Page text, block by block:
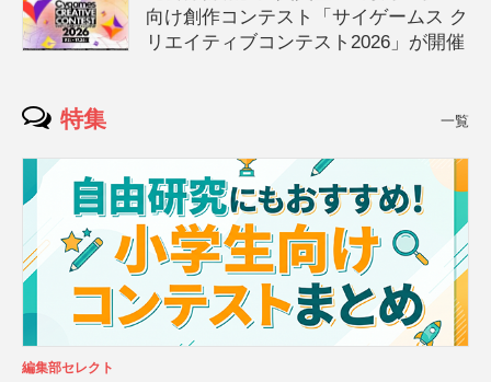
向け創作コンテスト「サイゲームス ク
リエイティブコンテスト2026」が開催
特集 一覧
編集部セレクト